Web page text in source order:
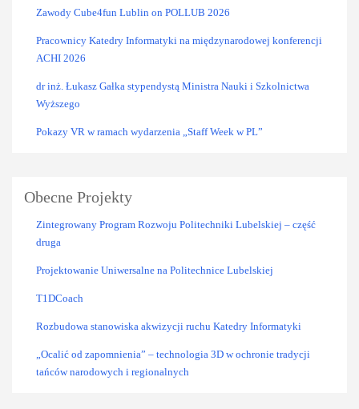
Zawody Cube4fun Lublin on POLLUB 2026
Pracownicy Katedry Informatyki na międzynarodowej konferencji
ACHI 2026
dr inż. Łukasz Gałka stypendystą Ministra Nauki i Szkolnictwa
Wyższego
Pokazy VR w ramach wydarzenia „Staff Week w PL”
Obecne Projekty
Zintegrowany Program Rozwoju Politechniki Lubelskiej – część
druga
Projektowanie Uniwersalne na Politechnice Lubelskiej
T1DCoach
Rozbudowa stanowiska akwizycji ruchu Katedry Informatyki
„Ocalić od zapomnienia” – technologia 3D w ochronie tradycji
tańców narodowych i regionalnych